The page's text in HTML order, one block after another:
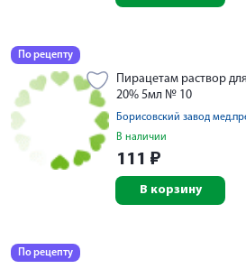
По рецепту
Пирацетам раствор
20% 5мл № 10
Борисовский завод
В наличии
111 ₽
В корзину
По рецепту